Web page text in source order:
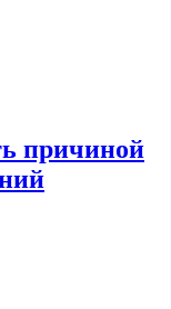
причиной